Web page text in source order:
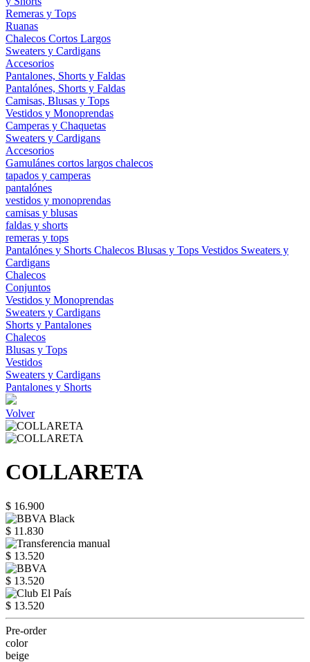
Remeras y Tops
Ruanas
Chalecos Cortos Largos
Sweaters y Cardigans
Accesorios
Pantalones, Shorts y Faldas
Pantalónes, Shorts y Faldas
Camisas, Blusas y Tops
Vestidos y Monoprendas
Camperas y Chaquetas
Sweaters y Cardigans
Accesorios
Gamulánes cortos largos chalecos
tapados y camperas
pantalónes
vestidos y monoprendas
camisas y blusas
faldas y shorts
remeras y tops
Pantalónes y Shorts Chalecos Blusas y Tops Vestidos Sweaters y
Cardigans
Chalecos
Conjuntos
Vestidos y Monoprendas
Sweaters y Cardigans
Shorts y Pantalones
Chalecos
Blusas y Tops
Vestidos
Sweaters y Cardigans
Pantalones y Shorts
Volver
COLLARETA
$ 16.900
$ 11.830
$ 13.520
$ 13.520
$ 13.520
Pre-order
color
beige